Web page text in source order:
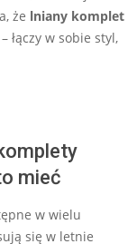
że lniany komplet
łączy w sobie styl,
mieć
w wielu
się w letnie